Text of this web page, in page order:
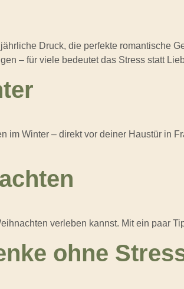
Druck, die perfekte romantische
– für viele bedeutet das Stress statt
im Winter – direkt vor deiner Haustür in
verleben kannst. Mit ein paar
ohne